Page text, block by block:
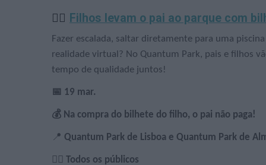
🧗‍♀️ Filhos levam o pai ao parque com
Fazer escalada, saltar diretamente para uma
realidade virtual? No Quantum Park, pais e filhos
tempo de qualidade juntos!
📅 19 mar.
💰 Na compra do bilhete do filho, o pai não paga!
📍 Quantum Park de Lisboa e Quantum Park de
🙋‍♀️ Todos os públicos